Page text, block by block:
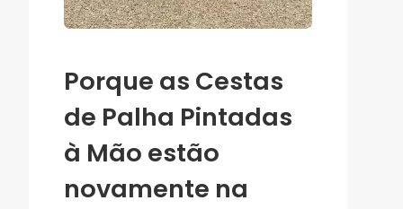
Porque as Cestas
de Palha Pintadas
à Mão estão
novamente na